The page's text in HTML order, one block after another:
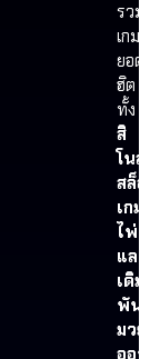
รวม
เกม
ยอด
ฮิต
ทั้ง
สิ
โน
สล็
เกม
ไพ่
และ
เดิม
พัน
มวย
ออ